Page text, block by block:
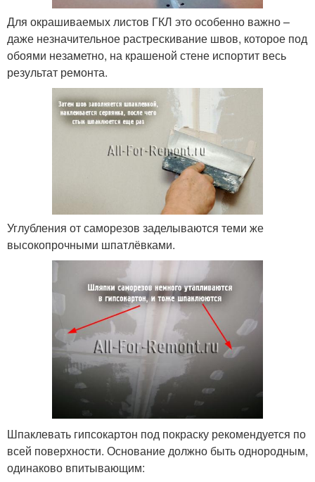
Для окрашиваемых листов ГКЛ это особенно важно –
даже незначительное растрескивание швов, которое под
обоями незаметно, на крашеной стене испортит весь
результат ремонта.
Углубления от саморезов заделываются теми же
высокопрочными шпатлёвками.
Шпаклевать гипсокартон под покраску рекомендуется по
всей поверхности. Основание должно быть однородным,
одинаково впитывающим: